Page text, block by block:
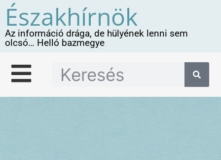
Északhírnök
Az információ drága, de hülyének lenni sem
olcsó… Helló bazmegye